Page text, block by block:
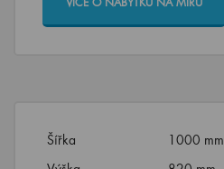
Šířka
1000 mm